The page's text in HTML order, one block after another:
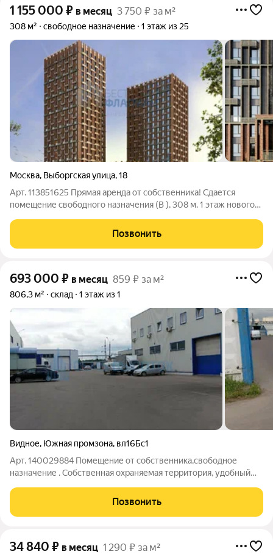
1 155 000 ₽ в месяц 3 750 ₽ за м²
308 м² свободное назначение 1 этаж из 25
Москва, Выборгская улица,18
Арт. 113851625 Прямая аренда от собственника! Сдается
помещение свободного назначения (B ), 308 м. 1 этаж нового
18 Площадь: 308 м Этаж: 1 из 25 Помещение: Свободно Класс:
B+. Метро:
Позвонить
693 000 ₽ в месяц 859 ₽ за м²
806,3 м² склад 1 этаж из 1
Видное, Южная промзона, вл16Бс1
Арт. 140029884 Помещение от собственника,свободное
назначение . Собственная охраняемая территория, удобный
,отапливаемое помещение , центральное
отопление(собственная котельная на территории
Позвонить
34 840 ₽ в месяц 1 290 ₽ за м²